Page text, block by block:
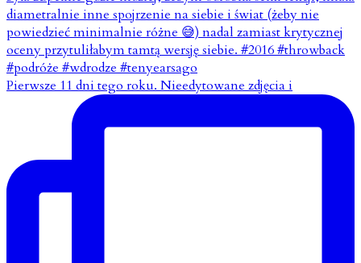
Pierwsze 11 dni tego roku. Nieedytowane zdjęcia i